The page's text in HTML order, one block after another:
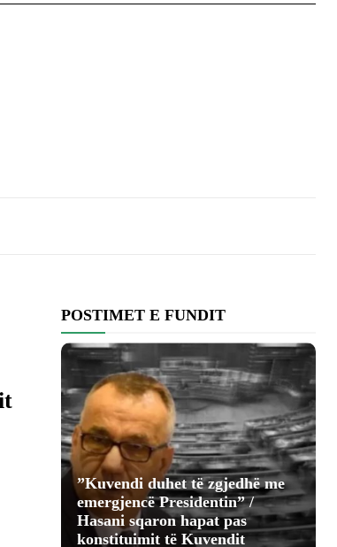
POSTIMET E FUNDIT
​”Kuvendi duhet të zgjedhë me
emergjencë Presidentin” /
Hasani sqaron hapat pas
konstituimit të Kuvendit